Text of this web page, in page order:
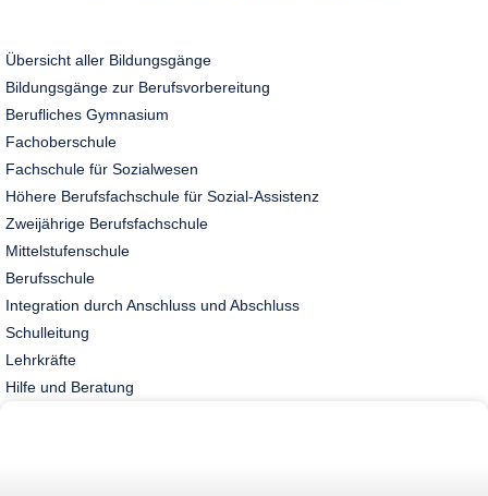
Übersicht aller Bildungsgänge
Bildungsgänge zur Berufsvorbereitung
Berufliches Gymnasium
Fachoberschule
Fachschule für Sozialwesen
Höhere Berufsfachschule für Sozial-Assistenz
Zweijährige Berufsfachschule
Mittelstufenschule
Berufsschule
Integration durch Anschluss und Abschluss
Schulleitung
Lehrkräfte
Hilfe und Beratung